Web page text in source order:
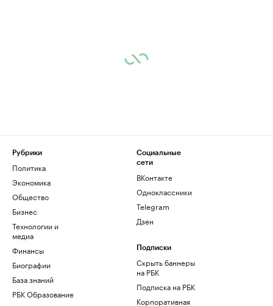
Рубрики
Политика
Экономика
Общество
Бизнес
Технологии и
медиа
Финансы
Биографии
База знаний
РБК Образование
Социальные
сети
ВКонтакте
Одноклассники
Telegram
Дзен
Подписки
Скрыть баннеры
на РБК
Подписка на РБК
Корпоративная